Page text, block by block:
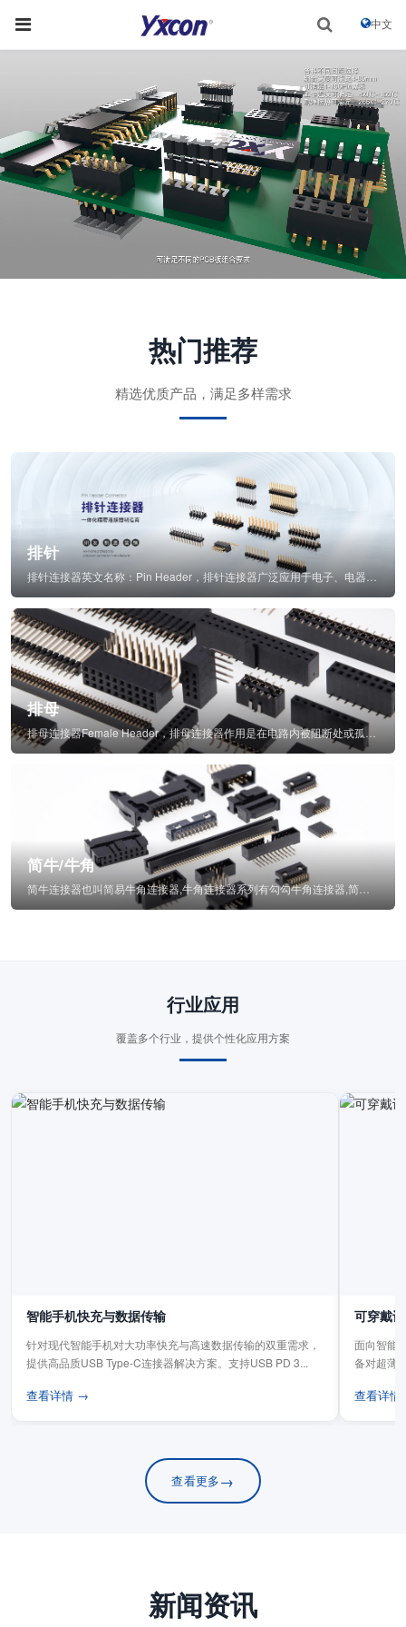
中文
热门推荐
精选优质产品，满足多样需求
排针
排母
排母连接器Female Header，排母连接器作用是在电路内被阻断处或孤立不通...
简牛/牛角
行业应用
覆盖多个行业，提供个性化应用方案
智能手机快充与数据传输
针对现代智能手机对大功率快充与高速数据传输的双重需求，
提供高品质USB Type-C连接器解决方案。支持USB PD 3...
查看详情 →
可穿戴
面向智能
备对超薄
查看详
查看更多→
新闻资讯